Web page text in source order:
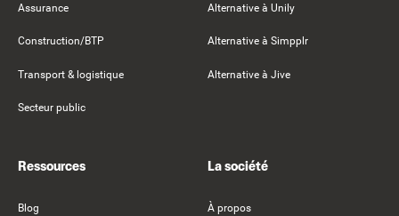
Assurance
Construction/BTP
Transport & logistique
Secteur public
Alternative à Unily
Alternative à Simpplr
Alternative à Jive
Ressources
Blog
La société
À propos